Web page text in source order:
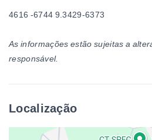
4616 -6744 9.3429-6373
As informações estão sujeitas a
responsável.
Localização